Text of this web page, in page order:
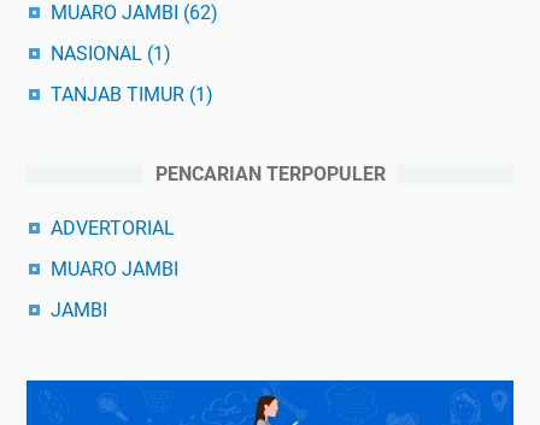
MUARO JAMBI (62)
NASIONAL (1)
TANJAB TIMUR (1)
PENCARIAN TERPOPULER
ADVERTORIAL
MUARO JAMBI
JAMBI